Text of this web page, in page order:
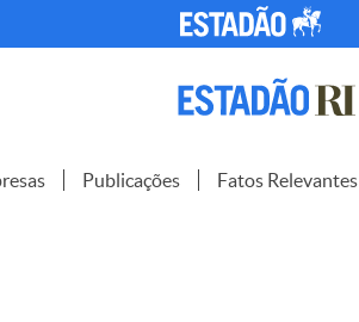
Publicações Fatos Relevantes